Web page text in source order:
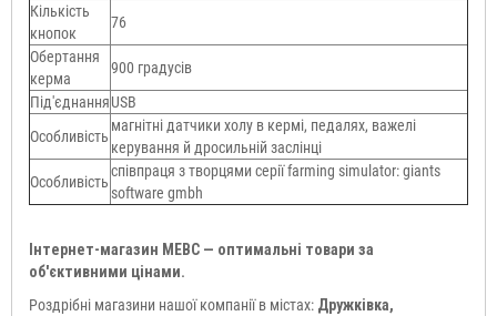
Кількість
кнопок
76
Обертання
керма
900 градусів
Під'єднанняUSB
Особливість
магнітні датчики холу в кермі, педалях, важелі
керування й дросильній заслінці
Особливість
співпраця з творцями серії farming simulator: giants
software gmbh
Інтернет-магазин МЕВС — оптимальні товари за
об'єктивними цінами.
Роздрібні магазини нашої компанії в містах: Дружківка,